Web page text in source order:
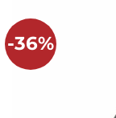
-36%